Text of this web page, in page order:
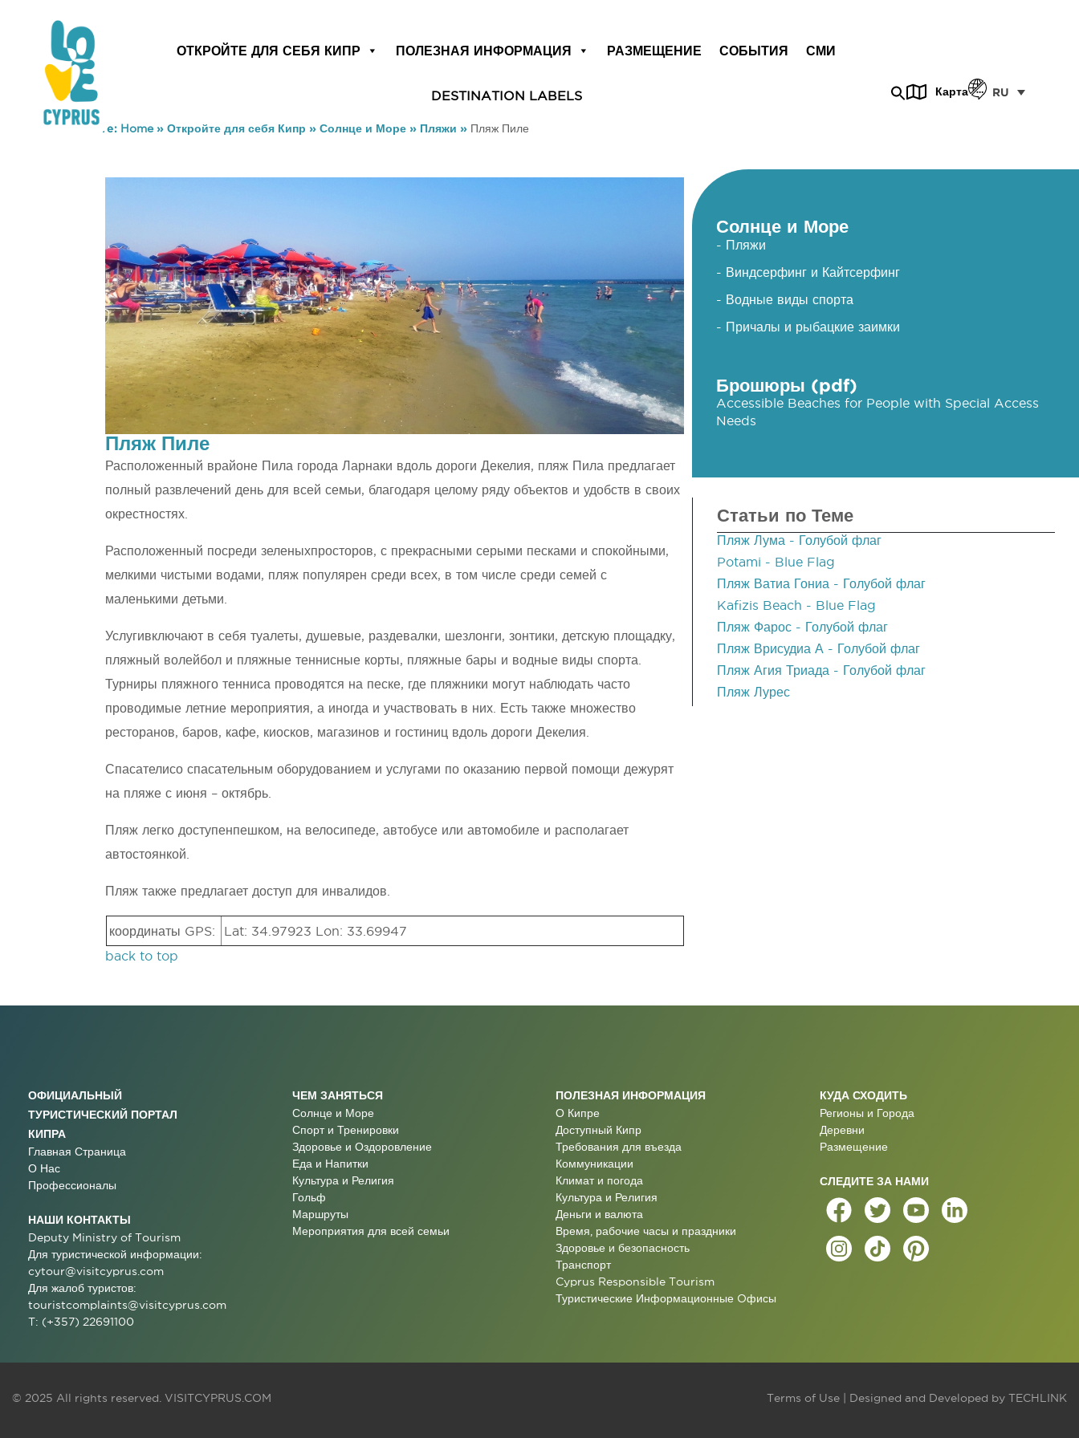
ОТКРОЙТЕ ДЛЯ СЕБЯ КИПР ПОЛЕЗНАЯ ИНФОРМАЦИЯ РАЗМЕЩЕНИЕ СОБЫТИЯ СМИ
DESTINATION LABELS Карта RU
You are here: Home» Откройте для себя Кипр » Солнце и Море » Пляжи » Пляж Пиле
Пляж Пиле
Расположенный врайоне Пила города Ларнаки вдоль дороги Декелия, пляж Пила предлагает
полный развлечений день для всей семьи, благодаря целому ряду объектов и удобств в своих
окрестностях.
Расположенный посреди зеленыхпросторов, с прекрасными серыми песками и спокойными,
мелкими чистыми водами, пляж популярен среди всех, в том числе среди семей с
маленькими детьми.
Услугивключают в себя туалеты, душевые, раздевалки, шезлонги, зонтики, детскую площадку,
пляжный волейбол и пляжные теннисные корты, пляжные бары и водные виды спорта.
Турниры пляжного тенниса проводятся на песке, где пляжники могут наблюдать часто
проводимые летние мероприятия, а иногда и участвовать в них. Есть также множество
ресторанов, баров, кафе, киосков, магазинов и гостиниц вдоль дороги Декелия.
Спасателисо спасательным оборудованием и услугами по оказанию первой помощи дежурят
на пляже с июня – октябрь.
Пляж легко доступенпешком, на велосипеде, автобусе или автомобиле и располагает
автостоянкой.
Пляж также предлагает доступ для инвалидов.
координаты GPS:
Lat: 34.97923 Lon: 33.69947
back to top
Солнце и Море
- Пляжи
- Виндсерфинг и Кайтсерфинг
- Водные виды спорта
- Причалы и рыбацкие заимки
Брошюры (pdf)
Accessible Beaches for People with Special Access
Needs
Статьи по Теме
Пляж Лума - Голубой флаг
Potami - Blue Flag
Пляж Ватиа Гониа - Голубой флаг
Kafizis Beach - Blue Flag
Пляж Фарос - Голубой флаг
Пляж Врисудиа А - Голубой флаг
Пляж Агия Триада - Голубой флаг
Пляж Лурес
ОФИЦИАЛЬНЫЙ
ТУРИСТИЧЕСКИЙ ПОРТАЛ
КИПРА
Главная Страница
О Нас
Профессионалы
НАШИ КОНТАКТЫ
Deputy Ministry of Tourism
Для туристической информации:
cytour@visitcyprus.com
Для жалоб туристов:
touristcomplaints@visitcyprus.com
T: (+357) 22691100
ЧЕМ ЗАНЯТЬСЯ
Солнце и Море
Спорт и Тренировки
Здоровье и Оздоровление
Еда и Напитки
Культура и Религия
Гольф
Маршруты
Мероприятия для всей семьи
ПОЛЕЗНАЯ ИНФОРМАЦИЯ
О Кипре
Доступный Кипр
Требования для въезда
Коммуникации
Климат и погода
Культура и Религия
Деньги и валюта
Время, рабочие часы и праздники
Здоровье и безопасность
Транспорт
Cyprus Responsible Tourism
Туристические Информационные Oфисы
КУДА СХОДИТЬ
Регионы и Города
Деревни
Размещение
СЛЕДИТЕ ЗА НАМИ
© 2025 All rights reserved. VISITCYPRUS.COM Terms of Use | Designed and Developed by TECHLINK